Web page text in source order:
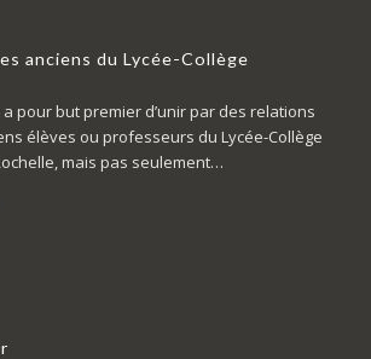
anciens du Lycée-Collège
pour but premier d’unir par des relations
élèves ou professeurs du Lycée-Collège
mais pas seulement…